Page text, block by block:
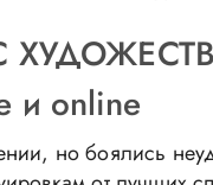
и online
но боялись